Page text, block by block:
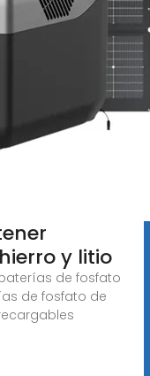
y litio
de fosfato
de fosfato de